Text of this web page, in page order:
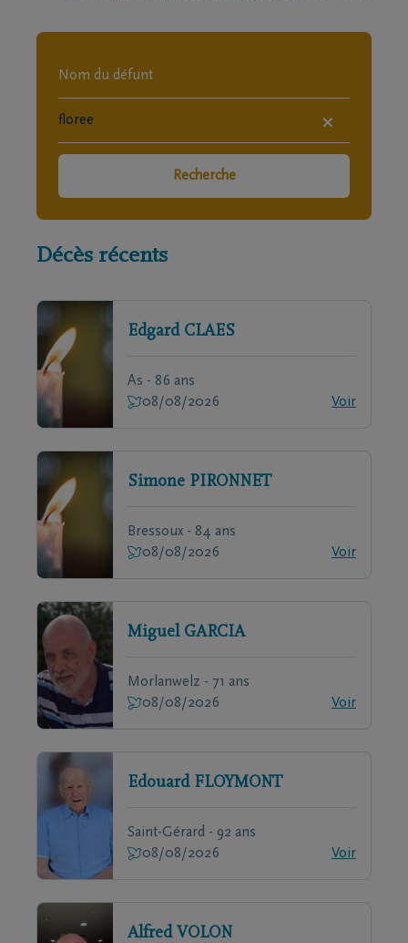
×
Recherche
Décès récents
Edgard CLAES
As - 86 ans
08/08/2026
Voir
Simone PIRONNET
Bressoux - 84 ans
08/08/2026
Voir
Miguel GARCIA
Morlanwelz - 71 ans
08/08/2026
Voir
Edouard FLOYMONT
Saint-Gérard - 92 ans
08/08/2026
Voir
Alfred VOLON